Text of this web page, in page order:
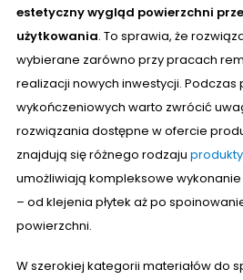
estetyczny wygląd powierzchni
użytkowania. To sprawia, że
wybierane zarówno przy pracach
realizacji nowych inwestycji.
wykończeniowych warto zwrócić
rozwiązania dostępne w ofercie
znajdują się różnego rodzaju
umożliwiają kompleksowe
– od klejenia płytek aż po
powierzchni.
W szerokiej kategorii materiałów do